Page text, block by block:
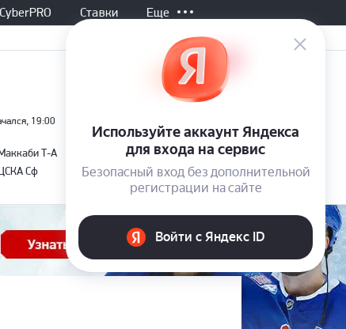
CyberPRO Ставки Еще
19:00
Т-А
Сф
-
Линколн
Омония
Все матчи